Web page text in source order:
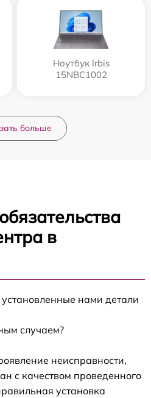
Ноутбук Irbis
15NBC1002
больше
в
нами детали
случаем?
неисправности,
с качеством проведенного
установка